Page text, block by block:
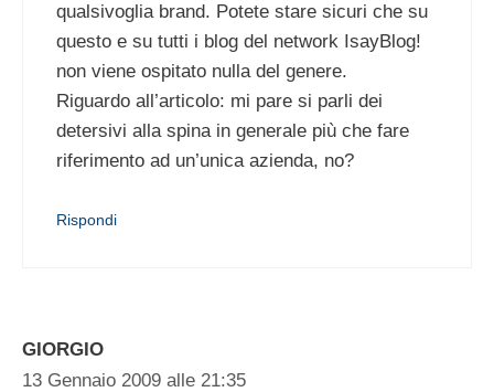
qualsivoglia brand. Potete stare sicuri che su
questo e su tutti i blog del network IsayBlog!
non viene ospitato nulla del genere.
Riguardo all’articolo: mi pare si parli dei
detersivi alla spina in generale più che fare
riferimento ad un’unica azienda, no?
Rispondi
GIORGIO
13 Gennaio 2009 alle 21:35